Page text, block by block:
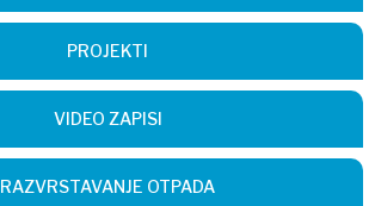
PROJEKTI
VIDEO ZAPISI
RAZVRSTAVANJE OTPADA